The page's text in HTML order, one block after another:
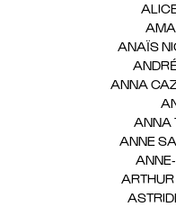
ANAÏS
ANNA
ANNA
ANNE